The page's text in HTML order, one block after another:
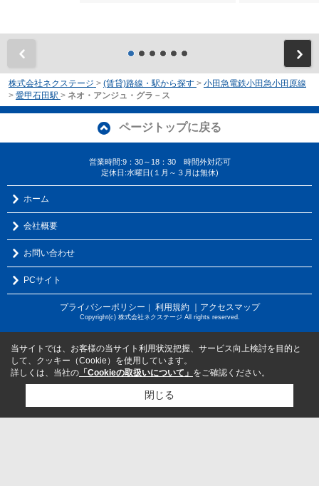
株式会社ネクステージ > (賃貸)路線・駅から探す > 小田急電鉄小田急小田原線
> 愛甲石田駅 > ネオ・アンジュ・グラ－ス
ページトップに戻る
営業時間:9：30～18：30 時間外対応可
定休日:水曜日(１月～３月は無休)
ホーム
会社概要
お問い合わせ
PCサイト
プライバシーポリシー ｜ 利用規約 ｜アクセスマップ
Copyright(c) 株式会社ネクステージ All rights reserved.
当サイトでは、お客様の当サイト利用状況把握、サービス向上検討を目的と
して、クッキー（Cookie）を使用しています。
詳しくは、当社の 「Cookieの取扱いについて」 をご確認ください。
閉じる